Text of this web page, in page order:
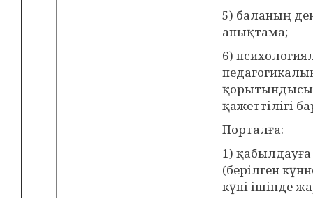
5) баланың
анықтама;
6)
қорытындысы
қажеттілігі
Порталға:
1)
(берілген
күні ішінде